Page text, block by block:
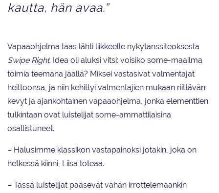
kautta, hän avaa.”
Vapaaohjelma taas lähti liikkeelle nykytanssiteoksesta
Swipe Right. Idea oli aluksi vitsi: voisiko some-maailma
toimia teemana jäällä? Miksei vastasivat valmentajat
heittoonsa, ja niin kehittyi valmentajien mukaan riittävän
kevyt ja ajankohtainen vapaaohjelma, jonka elementtien
tulkintaan ovat luistelijat some-ammattilaisina
osallistuneet.
– Halusimme klassikon vastapainoksi jotakin, joka on
hetkessä kiinni, Liisa toteaa.
– Tässä luistelijat pääsevät vähän irrottelemaankin